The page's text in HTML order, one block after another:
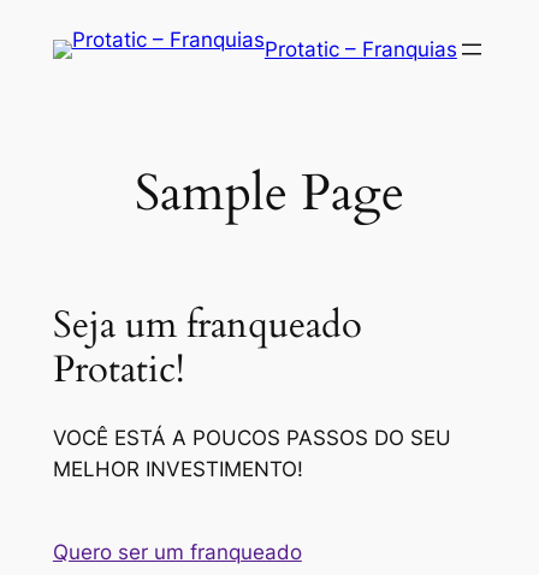
Protatic – Franquias
Sample Page
Seja um franqueado
Protatic!
VOCÊ ESTÁ A POUCOS PASSOS DO SEU
MELHOR INVESTIMENTO!
Quero ser um franqueado